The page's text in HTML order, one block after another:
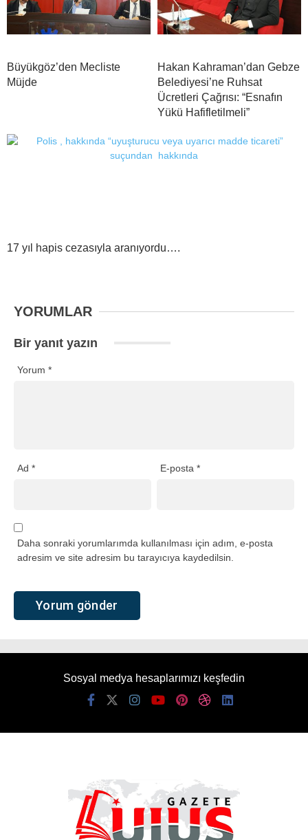
Büyükgöz’den Mecliste
Müjde
Hakan Kahraman’dan Gebze
Belediyesi’ne Ruhsat
Ücretleri Çağrısı: “Esnafın
Yükü Hafifletilmeli”
17 yıl hapis cezasıyla aranıyordu….
YORUMLAR
Bir yanıt yazın
Yorum *
Ad * E-posta*
Daha sonraki yorumlarımda kullanılması için adım, e-posta
adresim ve site adresim bu tarayıcıya kaydedilsin.
Sosyal medya hesaplarımızı keşfedin